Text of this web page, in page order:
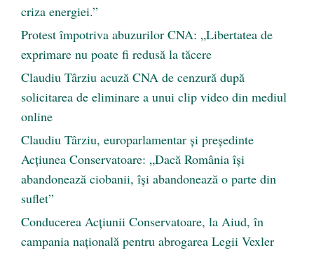
criza energiei.”
Protest împotriva abuzurilor CNA: „Libertatea de
exprimare nu poate fi redusă la tăcere
Claudiu Târziu acuză CNA de cenzură după
solicitarea de eliminare a unui clip video din mediul
online
Claudiu Târziu, europarlamentar și președinte
Acțiunea Conservatoare: „Dacă România își
abandonează ciobanii, își abandonează o parte din
suflet”
Conducerea Acțiunii Conservatoare, la Aiud, în
campania națională pentru abrogarea Legii Vexler